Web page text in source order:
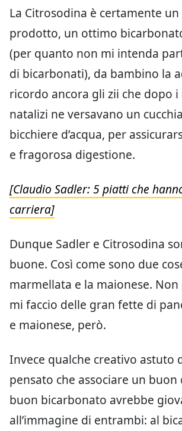
La Citrosodina è certamente
prodotto, un ottimo
(per quanto non mi intenda
di bicarbonati), da bambino la
ricordo ancora gli zii che dopo
natalizi ne versavano un
bicchiere d’acqua, per
e fragorosa digestione.
[Claudio Sadler: 5 piatti che
carriera]
Dunque Sadler e Citrosodina
buone. Così come sono due
marmellata e la maionese.
mi faccio delle gran fette di
e maionese, però.
Invece qualche creativo astuto
pensato che associare un buon
buon bicarbonato avrebbe
all’immagine di entrambi: al